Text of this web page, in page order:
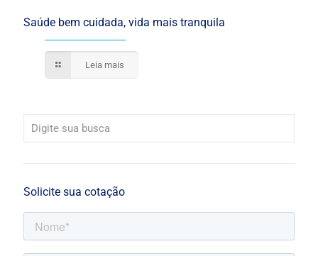
Saúde bem cuidada, vida mais tranquila
Leia mais
Solicite sua cotação